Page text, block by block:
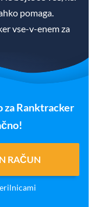
pomaga.
vse-v-enem za
za Ranktracker
RAČUN